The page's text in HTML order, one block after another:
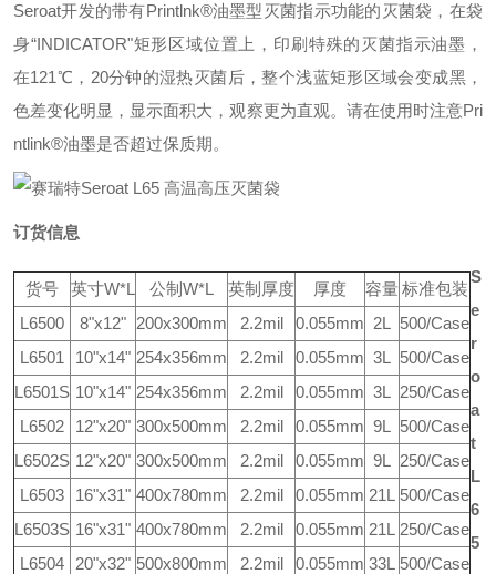
Seroat开发的带有Printlnk®油墨型灭菌指示功能的灭菌袋，在袋
身“INDICATOR"矩形区域位置上，印刷特殊的灭菌指示油墨，
在121℃，20分钟的湿热灭菌后，整个浅蓝矩形区域会变成黑，
色差变化明显，显示面积大，观察更为直观。请在使用时注意Pri
ntlink®油墨是否超过保质期。
订货信息
货号 英寸W*L 公制W*L 英制厚度 厚度 容量标准包装
L6500
8"x12" 200x300mm 2.2mil 0.055mm 2L
500/Case
L6501
10"x14" 254x356mm 2.2mil 0.055mm 3L
500/Case
L6501S 10"x14" 254x356mm 2.2mil 0.055mm 3L
250/Case
L6502
12"x20" 300x500mm 2.2mil 0.055mm 9L
500/Case
L6502S 12"x20" 300x500mm 2.2mil 0.055mm 9L
250/Case
L6503
16"x31" 400x780mm 2.2mil 0.055mm 21L 500/Case
L6503S 16"x31" 400x780mm 2.2mil 0.055mm 21L 250/Case
L6504
20"x32" 500x800mm 2.2mil 0.055mm 33L 500/Case
S
e
r
o
a
t
L
6
5